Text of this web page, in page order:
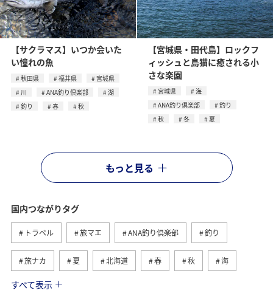
【サクラマス】いつか会いた
い憧れの魚
秋田県 福井県
宮城県
川
ANA釣り倶楽部
湖
釣り
春 秋
【宮城県・田代島】ロックフ
ィッシュと島猫に癒される小
さな楽園
宮城県
海
ANA釣り倶楽部
釣り
秋
冬 夏
もっと見る
国内つながりタグ
トラベル 旅マエ ANA釣り倶楽部 釣り
旅ナカ 夏 北海道 春 秋 海
川 グルメ
すべて表示